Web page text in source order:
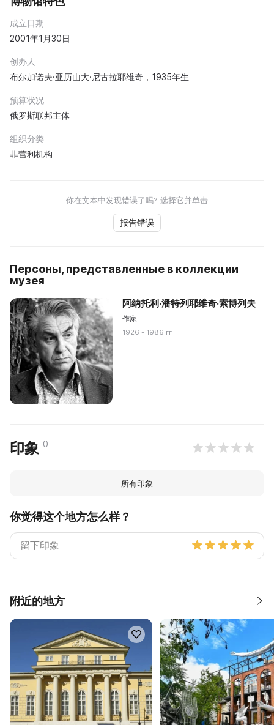
成立日期
2001年1月30日
创办人
布尔加诺夫·亚历山大·尼古拉耶维奇，1935年生
预算状况
俄罗斯联邦主体
组织分类
非营利机构
你在文本中发现错误了吗? 选择它并单击
报告错误
Персоны, представленные в коллекции
музея
阿纳托利·潘特列耶维奇·索博列夫
作家
1926 - 1986 гг
印象 0
所有印象
你觉得这个地方怎么样？
附近的地方